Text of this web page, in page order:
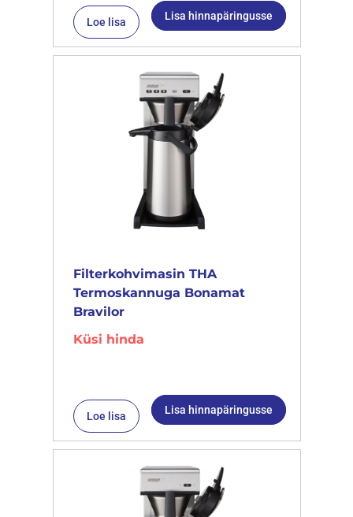
Loe lisa Lisa hinnapäringusse
Filterkohvimasin THA
Termoskannuga Bonamat
Bravilor
Küsi hinda
Loe lisa Lisa hinnapäringusse